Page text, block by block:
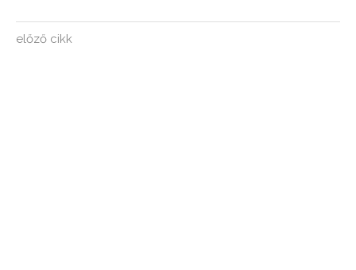
előző cikk